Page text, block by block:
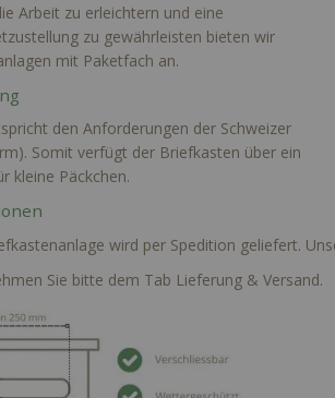
Arbeit zu erleichtern und eine
zu gewährleisten bieten wir
mit Paketfach an.
den Anforderungen der Schweizer
Somit verfügt der Briefkasten über ein
kleine Päckchen.
wird per Spedition geliefert.
Sie bitte dem Tab Lieferung & Versand.